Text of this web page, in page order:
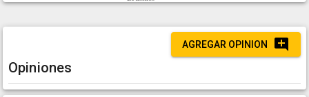
AGREGAR OPINION
Opiniones